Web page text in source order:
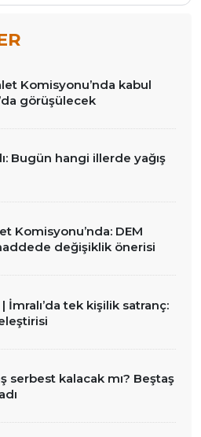
Komisyonu’nda kabul
görüşülecek
Bugün hangi illerde yağış
Komisyonu’nda: DEM
değişiklik önerisi
İmralı’da tek kişilik satranç:
serbest kalacak mı? Beştaş